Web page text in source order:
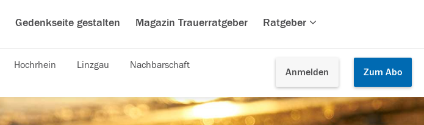
Gedenkseite gestalten Magazin Trauerratgeber Ratgeber
Anmelden Zum Abo
Hochrhein Linzgau Nachbarschaft